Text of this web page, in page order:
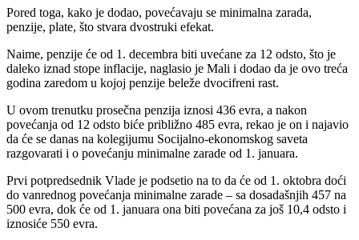
Pored toga, kako je dodao, povećavaju se minimalna zarada,
penzije, plate, što stvara dvostruki efekat.
Naime, penzije će od 1. decembra biti uvećane za 12 odsto, što je
daleko iznad stope inflacije, naglasio je Mali i dodao da je ovo treća
godina zaredom u kojoj penzije beleže dvocifreni rast.
U ovom trenutku prosečna penzija iznosi 436 evra, a nakon
povećanja od 12 odsto biće približno 485 evra, rekao je on i najavio
da će se danas na kolegijumu Socijalno-ekonomskog saveta
razgovarati i o povećanju minimalne zarade od 1. januara.
Prvi potpredsednik Vlade je podsetio na to da će od 1. oktobra doći
do vanrednog povećanja minimalne zarade – sa dosadašnjih 457 na
500 evra, dok će od 1. januara ona biti povećana za još 10,4 odsto i
iznosiće 550 evra.